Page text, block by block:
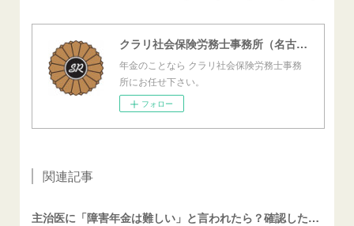
クラリ社会保険労務士事務所（名古屋西障害年金センター）
年金のことなら クラリ社会保険労務士事務
所にお任せ下さい。
フォロー
関連記事
主治医に「障害年金は難しい」と言われたら？確認したいこと